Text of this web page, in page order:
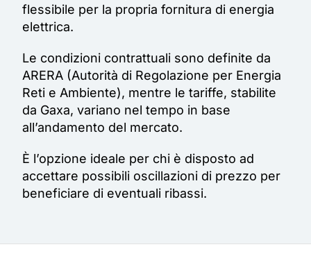
flessibile per la propria fornitura di energia
elettrica.
Le condizioni contrattuali sono definite da
ARERA (Autorità di Regolazione per Energia
Reti e Ambiente), mentre le tariffe, stabilite
da Gaxa, variano nel tempo in base
all’andamento del mercato.
È l’opzione ideale per chi è disposto ad
accettare possibili oscillazioni di prezzo per
beneficiare di eventuali ribassi.